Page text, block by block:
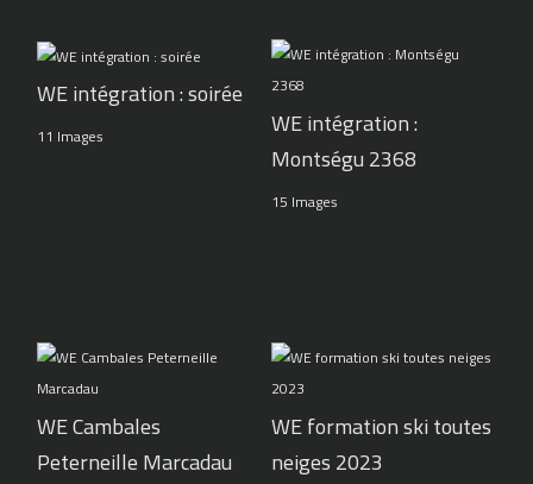
WE intégration : soirée
11 Images
WE intégration :
Montségu 2368
15 Images
WE Cambales
Peterneille Marcadau
WE formation ski toutes
neiges 2023